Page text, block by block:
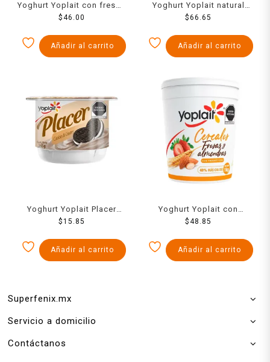
Yoghurt Yoplait con fresas
1 kg
$46.00
Añadir al carrito
Yoghurt Yoplait natural
bajo en grasa 1 kg
$66.65
Añadir al carrito
Yoghurt Yoplait Placer
sabor cookies and cream
$15.85
Añadir al carrito
Yoghurt Yoplait con
cereales, fresas y
$48.85
Añadir al carrito
Superfenix.mx
Servicio a domicilio
Contáctanos